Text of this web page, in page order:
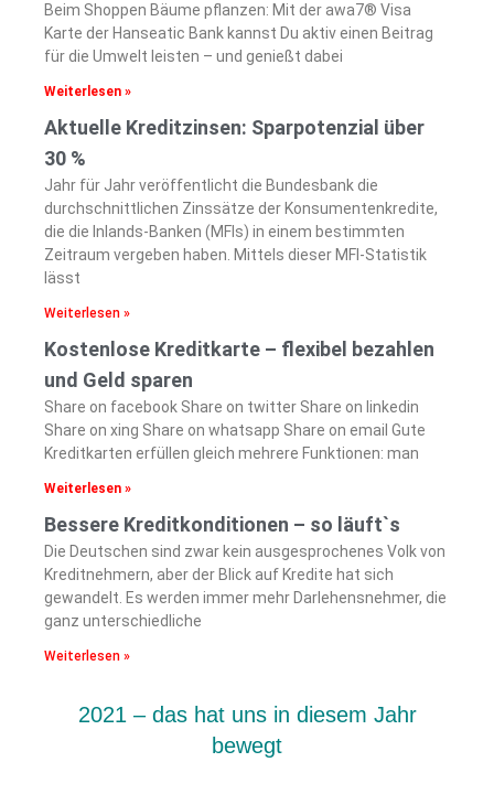
Beim Shoppen Bäume pflanzen: Mit der awa7® Visa
Karte der Hanseatic Bank kannst Du aktiv einen Beitrag
für die Umwelt leisten – und genießt dabei
Weiterlesen »
Aktuelle Kreditzinsen: Sparpotenzial über
30 %
Jahr für Jahr veröffentlicht die Bundesbank die
durchschnittlichen Zinssätze der Konsumentenkredite,
die die Inlands-Banken (MFIs) in einem bestimmten
Zeitraum vergeben haben. Mittels dieser MFI-Statistik
lässt
Weiterlesen »
Kostenlose Kreditkarte – flexibel bezahlen
und Geld sparen
Share on facebook Share on twitter Share on linkedin
Share on xing Share on whatsapp Share on email Gute
Kreditkarten erfüllen gleich mehrere Funktionen: man
Weiterlesen »
Bessere Kreditkonditionen – so läuft`s
Die Deutschen sind zwar kein ausgesprochenes Volk von
Kreditnehmern, aber der Blick auf Kredite hat sich
gewandelt. Es werden immer mehr Darlehensnehmer, die
ganz unterschiedliche
Weiterlesen »
2021 – das hat uns in diesem Jahr
bewegt